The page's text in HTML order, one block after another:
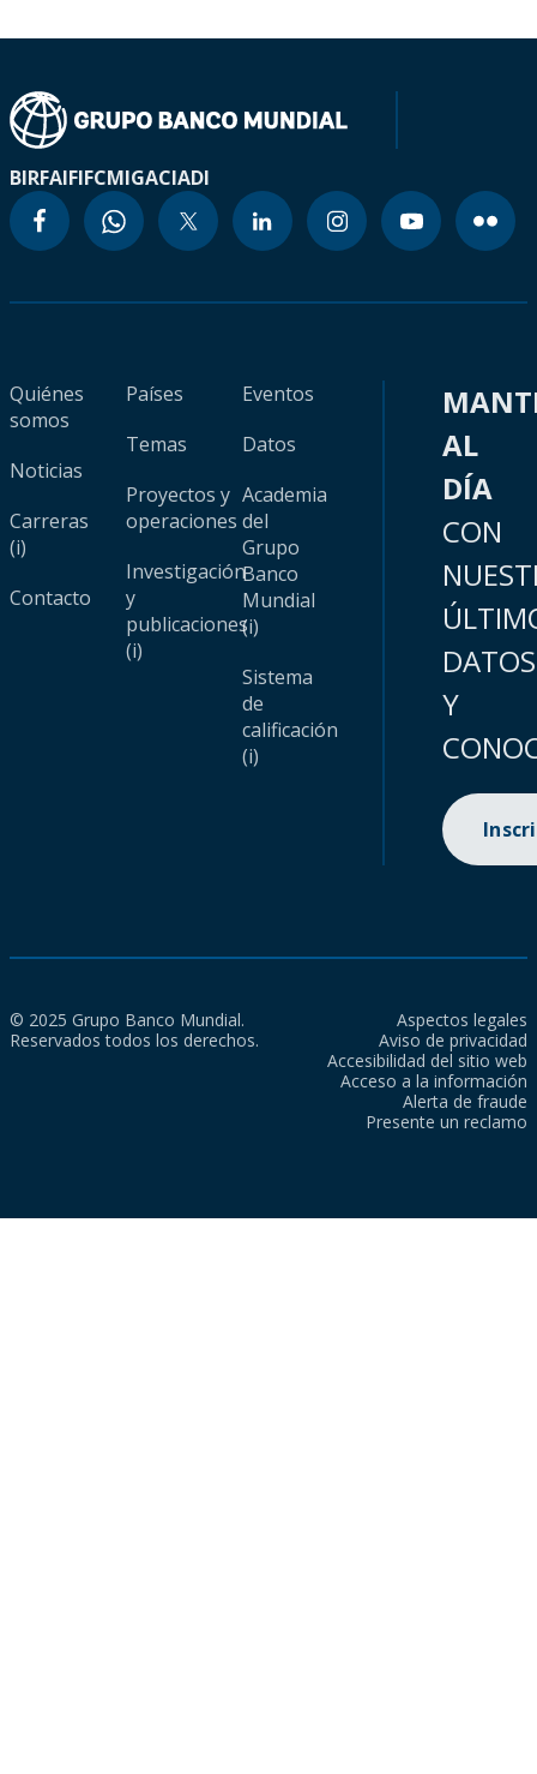
BIRFAIFIFCMIGACIADI
Quiénes
somos
Noticias
Carreras
(i)
Contacto
Países
Temas
Proyectos y
operaciones
Investigación
y
publicaciones
(i)
Eventos
Datos
Academia
del
Grupo
Banco
Mundial
(i)
Sistema
de
calificación
(i)
AL
DÍA
CON
DATOS
Y
© 2025 Grupo Banco Mundial.
Reservados todos los derechos.
Aspectos legales
Aviso de privacidad
Accesibilidad del sitio web
Acceso a la información
Alerta de fraude
Presente un reclamo